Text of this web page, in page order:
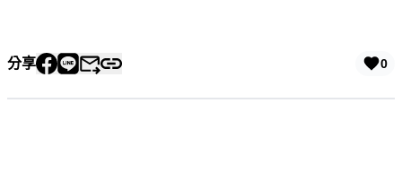
分享 0